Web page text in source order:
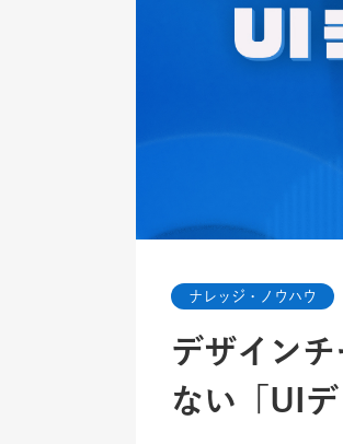
ナレッジ・ノウハウ
デザイン
ない「UI